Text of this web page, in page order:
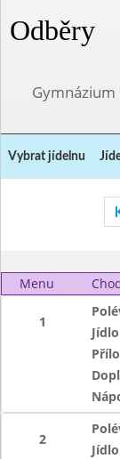
Odběry
Gymnázium
Vybrat jídelnu
Menu
1
Jídlo
2
Jídlo